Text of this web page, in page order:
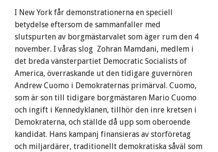
I New York får demonstrationerna en speciell
betydelse eftersom de sammanfaller med
slutspurten av borgmästarvalet som äger rum den 4
november. I våras slog Zohran Mamdani, medlem i
det breda vänsterpartiet Democratic Socialists of
America, överraskande ut den tidigare guvernören
Andrew Cuomo i Demokraternas primärval. Cuomo,
som är son till tidigare borgmästaren Mario Cuomo
och ingift i Kennedyklanen, tillhör den inre kretsen i
Demokraterna, och ställde då upp som oberoende
kandidat. Hans kampanj finansieras av storföretag
och miljardärer, traditionellt demokratiska såväl som